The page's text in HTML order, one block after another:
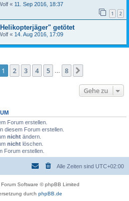
« 11. Sep 2016, 18:37
1 2
getötet
« 14. Aug 2016, 17:09
1von
1 2 3 4 5 8
Gehe zu
Forum erstellen.
diesem Forum erstellen.
nicht ändern.
nicht löschen.
Forum erstellen.
Alle Zeiten sind UTC+02:00
Software © phpBB Limited
durch phpBB.de